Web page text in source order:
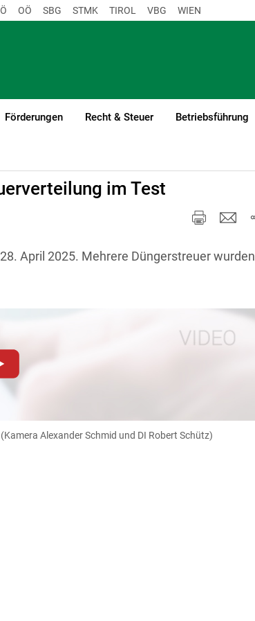
Skip to main content
OÖ SBG STMK TIROL VBG WIEN
Förderungen Recht & Steuer Betriebsführung
im Test
April 2025. Mehrere Düngerstreuer wurden
Website müssen Cookies gesetzt werden
jederzeit einsehen und korrigieren
Alexander Schmid und DI Robert Schütz)